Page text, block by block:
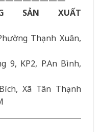
SẢN XUẤT
Thạnh Xuân,
9, KP2, P.An Bình,
Xã Tân Thạnh